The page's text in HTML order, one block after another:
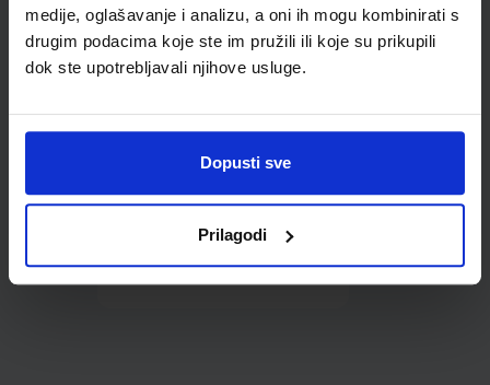
medije, oglašavanje i analizu, a oni ih mogu kombinirati s
drugim podacima koje ste im pružili ili koje su prikupili
dok ste upotrebljavali njihove usluge.
Dopusti sve
Prilagodi